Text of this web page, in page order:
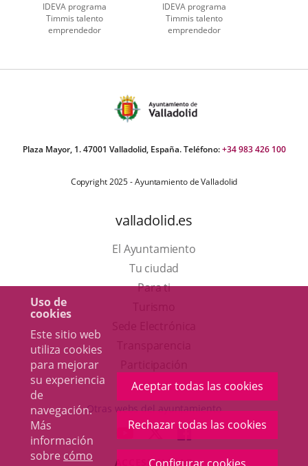
Uso de
cookies
Este sitio web
utiliza cookies
para mejorar
su experiencia
de
navegación.
Más
información
sobre cómo
Aceptar todas las cookies
Rechazar todas las cookies
IDEVA programa
Timmis talento
emprendedor
IDEVA programa
Timmis talento
emprendedor
Plaza Mayor, 1. 47001 Valladolid, España. Teléfono:+34 983 426 100
Copyright 2025 - Ayuntamiento de Valladolid
valladolid.es
El Ayuntamiento
Tu ciudad
Para ti
en
una
ventana
nueva.
aplicación
externa.
Otras webs del ayuntamiento
ENLACE
A
ENLACE
A
ENLACE
A
ACCESIBILIDAD